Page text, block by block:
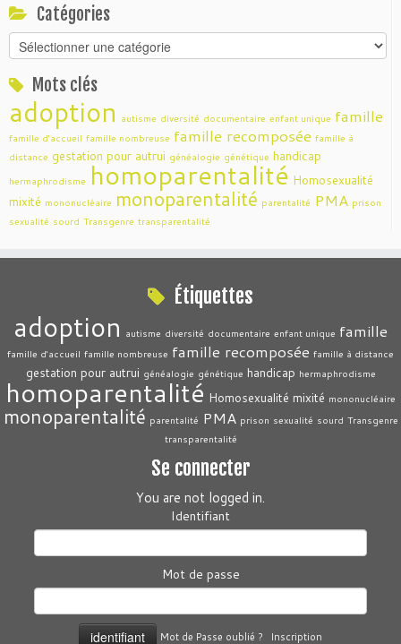
Catégories
Catégories
Mots clés
adoption autisme diversité documentaire enfant unique famille
famille d'accueil famille nombreuse famille recomposée famille à
distance gestation pour autrui généalogie génétique handicap
hermaphrodisme homoparentalité Homosexualité
mixité mononucléaire monoparentalité parentalité PMA prison
sexualité sourd Transgenre transparentalité
Étiquettes
adoption autisme diversité documentaire enfant unique famille
famille d'accueil famille nombreuse famille recomposée famille à distance
gestation pour autrui généalogie génétique handicap hermaphrodisme
homoparentalité Homosexualité mixité mononucléaire
monoparentalité parentalité PMA prison sexualité sourd Transgenre
transparentalité
Se connecter
You are not logged in.
Identifiant
Mot de passe
Mot de Passe oublié ? Inscription